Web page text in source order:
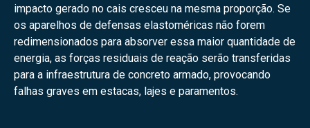
impacto gerado no cais cresceu na mesma proporção. Se
os aparelhos de defensas elastoméricas não forem
redimensionados para absorver essa maior quantidade de
energia, as forças residuais de reação serão transferidas
para a infraestrutura de concreto armado, provocando
falhas graves em estacas, lajes e paramentos.